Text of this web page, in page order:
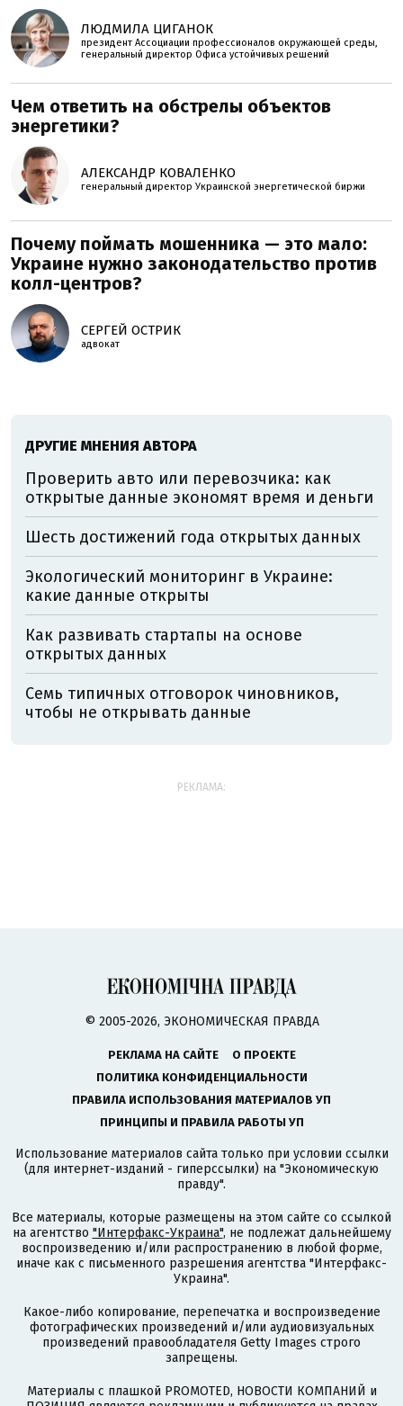
ЛЮДМИЛА ЦИГАНОК
президент Ассоциации профессионалов окружающей среды,
генеральный директор Офиса устойчивых решений
Чем ответить на обстрелы объектов
энергетики?
АЛЕКСАНДР КОВАЛЕНКО
генеральный директор Украинской энергетической биржи
Почему поймать мошенника — это мало:
Украине нужно законодательство против
колл-центров?
СЕРГЕЙ ОСТРИК
адвокат
ДРУГИЕ МНЕНИЯ АВТОРА
Проверить авто или перевозчика: как
открытые данные экономят время и деньги
Шесть достижений года открытых данных
Экологический мониторинг в Украине:
какие данные открыты
Как развивать стартапы на основе
открытых данных
Семь типичных отговорок чиновников,
чтобы не открывать данные
РЕКЛАМА:
© 2005-2026, ЭКОНОМИЧЕСКАЯ ПРАВДА
РЕКЛАМА НА САЙТЕ
О ПРОЕКТЕ
ПОЛИТИКА КОНФИДЕНЦИАЛЬНОСТИ
ПРАВИЛА ИСПОЛЬЗОВАНИЯ МАТЕРИАЛОВ УП
ПРИНЦИПЫ И ПРАВИЛА РАБОТЫ УП
Использование материалов сайта только при условии ссылки
(для интернет-изданий - гиперссылки) на "Экономическую
правду".
Все материалы, которые размещены на этом сайте со ссылкой
на агентство "Интерфакс-Украина", не подлежат дальнейшему
воспроизведению и/или распространению в любой форме,
иначе как с письменного разрешения агентства "Интерфакс-
Украина".
Какое-либо копирование, перепечатка и воспроизведение
фотографических произведений и/или аудиовизуальных
произведений правообладателя Getty Images строго
запрещены.
Материалы с плашкой PROMOTED, НОВОСТИ КОМПАНИЙ и